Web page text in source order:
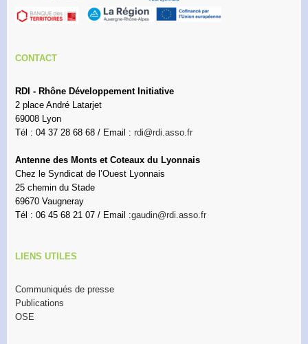
CONTACT
RDI - Rhône Développement Initiative
2 place André Latarjet
69008 Lyon
Tél : 04 37 28 68 68 / Email : rdi@rdi.asso.fr
Antenne des Monts et Coteaux du Lyonnais
Chez le Syndicat de l’Ouest Lyonnais
25 chemin du Stade
69670 Vaugneray
Tél : 06 45 68 21 07 / Email :gaudin@rdi.asso.fr
LIENS UTILES
Communiqués de presse
Publications
OSE